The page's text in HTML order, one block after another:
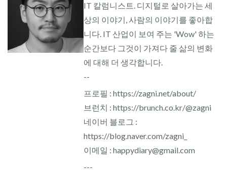
IT 칼럼니스트. 디지털로 살아가는 세
상의 이야기, 사람의 이야기를 좋아합
니다. IT 산업이 보여 주는 'Wow' 하는
순간보다 그것이 가져다 줄 삶의 변화
에 대해 더 생각합니다.
--
프로필 : https://zagni.net/about/
브런치 : https://brunch.co.kr/@zagni
네이버 블로그 :
https://blog.naver.com/zagni_
이메일 : happydiary@gmail.com
---